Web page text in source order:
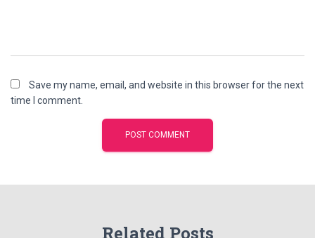
Save my name, email, and website in this browser for the next
time I comment.
Related Posts